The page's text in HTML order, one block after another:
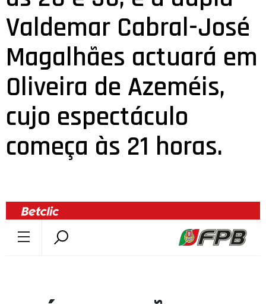
Valdemar Cabral-José
Magalhães actuará em
Oliveira de Azeméis,
cujo espectáculo
começa às 21 horas.